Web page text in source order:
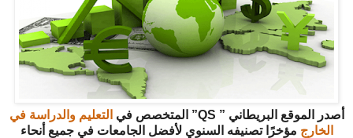
أصدر الموقع البريطاني ” QS” المتخصص في
التعليم والدراسة في
الخارج مؤخرًا تصنيفه السنوي لأفضل الجامعات في جميع أنحاء